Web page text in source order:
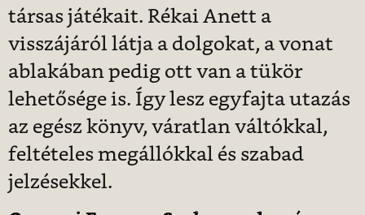
társas játékait. Rékai Anett a
visszájáról látja a dolgokat, a vonat
ablakában pedig ott van a tükör
lehetősége is. Így lesz egyfajta utazás
az egész könyv, váratlan váltókkal,
feltételes megállókkal és szabad
jelzésekkel.